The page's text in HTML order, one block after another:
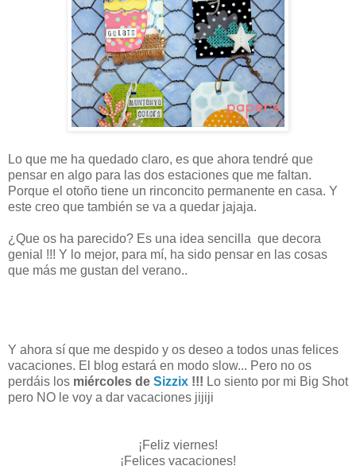
Lo que me ha quedado claro, es que ahora tendré que
pensar en algo para las dos estaciones que me faltan.
Porque el otoño tiene un rinconcito permanente en casa. Y
este creo que también se va a quedar jajaja.
¿Que os ha parecido? Es una idea sencilla que decora
genial !!! Y lo mejor, para mí, ha sido pensar en las cosas
que más me gustan del verano..
Y ahora sí que me despido y os deseo a todos unas felices
vacaciones. El blog estará en modo slow... Pero no os
perdáis los miércoles de Sizzix !!! Lo siento por mi Big Shot
pero NO le voy a dar vacaciones jijiji
¡Feliz viernes!
¡Felices vacaciones!